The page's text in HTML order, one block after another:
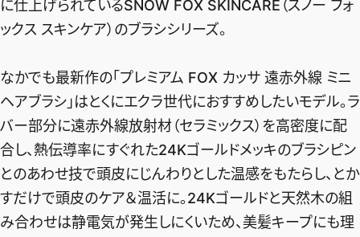
に仕上げられているSNOW FOX SKINCARE（スノー フォ
ックス スキンケア）のブラシシリーズ。
なかでも最新作の「プレミアム FOX カッサ 遠⾚外線 ミニ
ヘアブラシ」はとくにエクラ世代におすすめしたいモデル。ラ
バー部分に遠赤外線放射材（セラミックス）を高密度に配
合し、熱伝導率にすぐれた24Kゴールドメッキのブラシピン
とのあわせ技で頭⽪にじんわりとした温感をもたらし、とか
すだけで頭皮のケア＆温活に。24Kゴールドと天然⽊の組
み合わせは静電気が発生しにくいため、美髪キープにも理